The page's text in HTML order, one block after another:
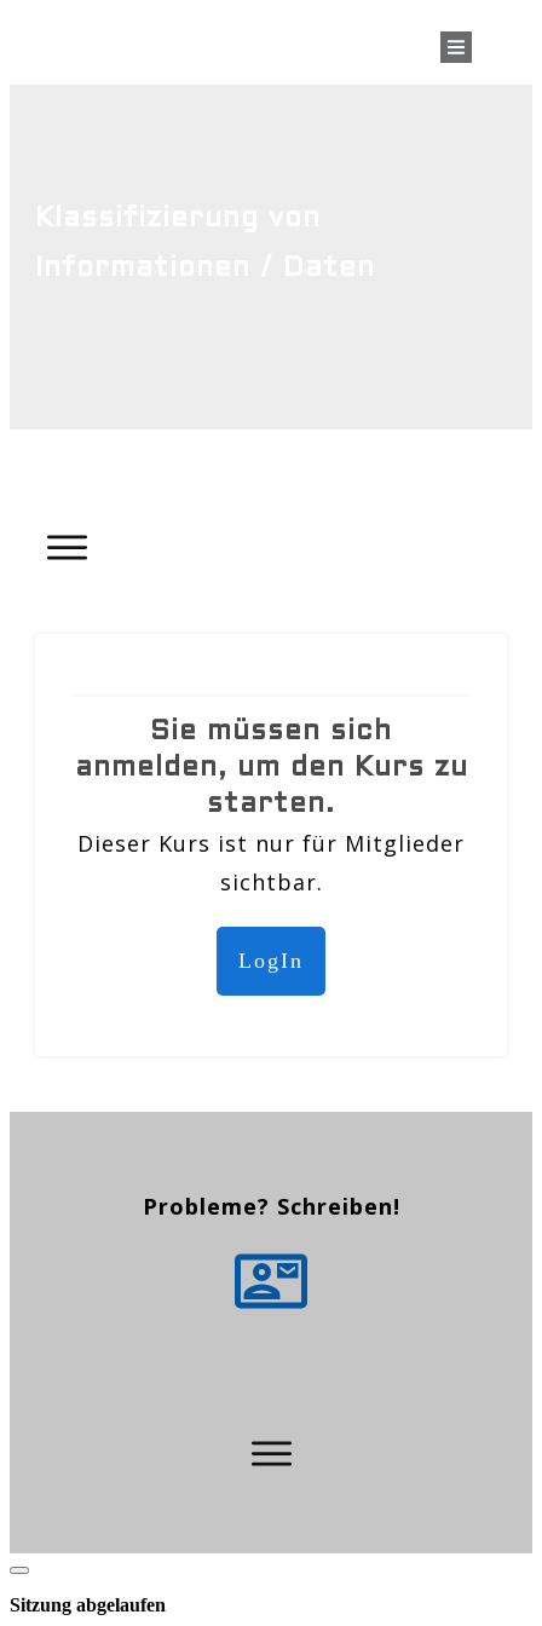
Sie müssen sich
anmelden, um den Kurs zu
starten.
Dieser Kurs ist nur für Mitglieder
sichtbar.
LogIn
Probleme? Schreiben!
Dialog
schließen
Sitzung abgelaufen